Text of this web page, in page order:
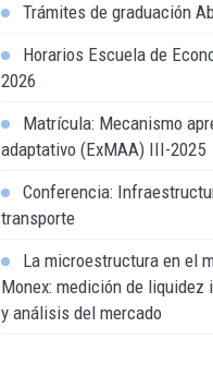
Trámites de graduación
Horarios Escuela de
2026
Matrícula: Mecanismo
adaptativo (ExMAA) III-2025
Conferencia:
transporte
La microestructura en el
Monex: medición de liquidez
y análisis del mercado